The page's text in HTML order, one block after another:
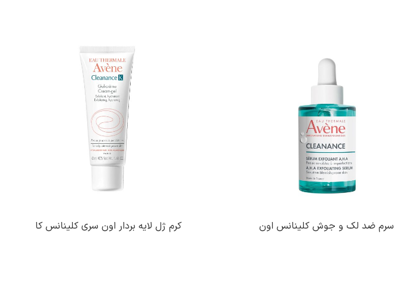
سرم ضد لک و جوش کلینانس اون کرم ژل لایه بردار اون سری کلینانس کا